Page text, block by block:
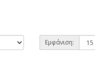
Εμφάνιση: